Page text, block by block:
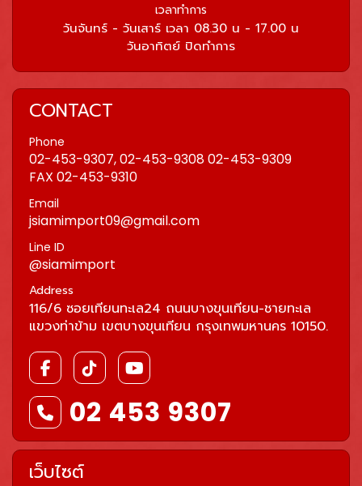
เวลาทำการ
วันจันทร์ - วันเสาร์ เวลา 08.30 น - 17.00 น
วันอาทิตย์ ปิดทำการ
CONTACT
Phone
02-453-9307, 02-453-9308 02-453-9309
FAX 02-453-9310
Email
jsiamimport09@gmail.com
Line ID
@siamimport
Address
116/6 ซอยเทียนทะเล24 ถนนบางขุนเทียน-ชายทะเล
แขวงท่าข้าม เขตบางขุนเทียน กรุงเทพมหานคร 10150.
02 453 9307
เว็บไซต์